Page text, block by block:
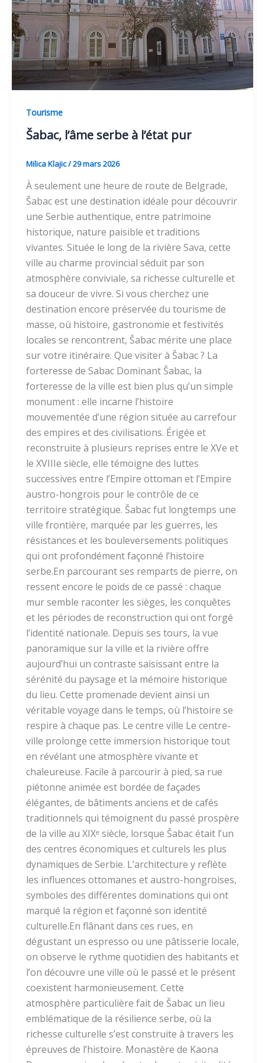
Tourisme
Šabac, l’âme serbe à l’état pur
Milica Klajic/29 mars 2026
À seulement une heure de route de Belgrade,
Šabac est une destination idéale pour découvrir
une Serbie authentique, entre patrimoine
historique, nature paisible et traditions
vivantes. Située le long de la rivière Sava, cette
ville au charme provincial séduit par son
atmosphère conviviale, sa richesse culturelle et
sa douceur de vivre. Si vous cherchez une
destination encore préservée du tourisme de
masse, où histoire, gastronomie et festivités
locales se rencontrent, Šabac mérite une place
sur votre itinéraire. Que visiter à Šabac ? La
forteresse de Sabac Dominant Šabac, la
forteresse de la ville est bien plus qu’un simple
monument : elle incarne l’histoire
mouvementée d’une région située au carrefour
des empires et des civilisations. Érigée et
reconstruite à plusieurs reprises entre le XVe et
le XVIIIe siècle, elle témoigne des luttes
successives entre l’Empire ottoman et l’Empire
austro-hongrois pour le contrôle de ce
territoire stratégique. Šabac fut longtemps une
ville frontière, marquée par les guerres, les
résistances et les bouleversements politiques
qui ont profondément façonné l’histoire
serbe.En parcourant ses remparts de pierre, on
ressent encore le poids de ce passé : chaque
mur semble raconter les sièges, les conquêtes
et les périodes de reconstruction qui ont forgé
l’identité nationale. Depuis ses tours, la vue
panoramique sur la ville et la rivière offre
aujourd’hui un contraste saisissant entre la
sérénité du paysage et la mémoire historique
du lieu. Cette promenade devient ainsi un
véritable voyage dans le temps, où l’histoire se
respire à chaque pas. Le centre ville Le centre-
ville prolonge cette immersion historique tout
en révélant une atmosphère vivante et
chaleureuse. Facile à parcourir à pied, sa rue
piétonne animée est bordée de façades
élégantes, de bâtiments anciens et de cafés
traditionnels qui témoignent du passé prospère
de la ville au XIXᵉ siècle, lorsque Šabac était l’un
des centres économiques et culturels les plus
dynamiques de Serbie. L’architecture y reflète
les influences ottomanes et austro-hongroises,
symboles des différentes dominations qui ont
marqué la région et façonné son identité
culturelle.En flânant dans ces rues, en
dégustant un espresso ou une pâtisserie locale,
on observe le rythme quotidien des habitants et
l’on découvre une ville où le passé et le présent
coexistent harmonieusement. Cette
atmosphère particulière fait de Šabac un lieu
emblématique de la résilience serbe, où la
richesse culturelle s’est construite à travers les
épreuves de l’histoire. Monastère de Kaona